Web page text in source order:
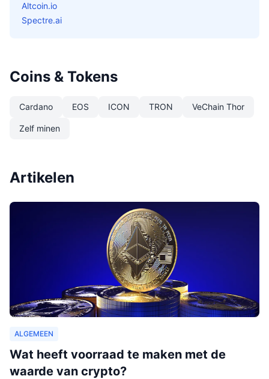
Altcoin.io
Spectre.ai
Coins & Tokens
Cardano EOS ICON TRON VeChain Thor
Zelf minen
Artikelen
ALGEMEEN
Wat heeft voorraad te maken met de
waarde van crypto?